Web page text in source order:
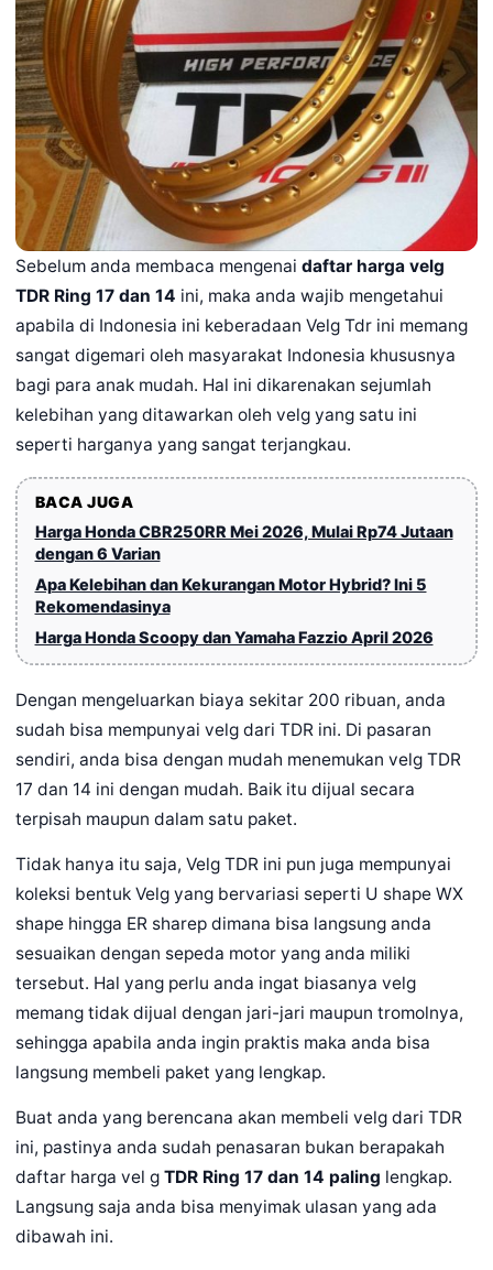
Sebelum anda membaca mengenai daftar harga velg
TDR Ring 17 dan 14 ini, maka anda wajib mengetahui
apabila di Indonesia ini keberadaan Velg Tdr ini memang
sangat digemari oleh masyarakat Indonesia khususnya
bagi para anak mudah. Hal ini dikarenakan sejumlah
kelebihan yang ditawarkan oleh velg yang satu ini
seperti harganya yang sangat terjangkau.
BACA JUGA
Harga Honda CBR250RR Mei 2026, Mulai Rp74 Jutaan
dengan 6 Varian
Apa Kelebihan dan Kekurangan Motor Hybrid? Ini 5
Rekomendasinya
Harga Honda Scoopy dan Yamaha Fazzio April 2026
Dengan mengeluarkan biaya sekitar 200 ribuan, anda
sudah bisa mempunyai velg dari TDR ini. Di pasaran
sendiri, anda bisa dengan mudah menemukan velg TDR
17 dan 14 ini dengan mudah. Baik itu dijual secara
terpisah maupun dalam satu paket.
Tidak hanya itu saja, Velg TDR ini pun juga mempunyai
koleksi bentuk Velg yang bervariasi seperti U shape WX
shape hingga ER sharep dimana bisa langsung anda
sesuaikan dengan sepeda motor yang anda miliki
tersebut. Hal yang perlu anda ingat biasanya velg
memang tidak dijual dengan jari-jari maupun tromolnya,
sehingga apabila anda ingin praktis maka anda bisa
langsung membeli paket yang lengkap.
Buat anda yang berencana akan membeli velg dari TDR
ini, pastinya anda sudah penasaran bukan berapakah
daftar harga vel g TDR Ring 17 dan 14 paling lengkap.
Langsung saja anda bisa menyimak ulasan yang ada
dibawah ini.